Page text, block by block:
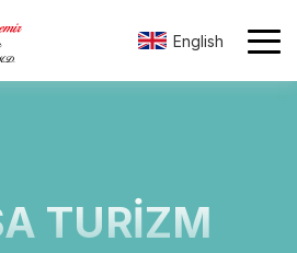
English
TURİZM